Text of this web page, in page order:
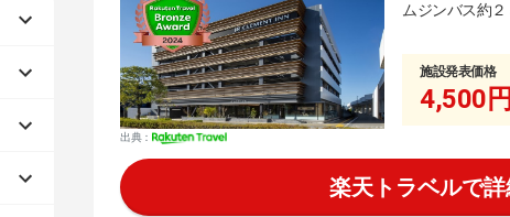
出典：
ムジンバス約
施設発表価格
4,500円
楽天トラベルで